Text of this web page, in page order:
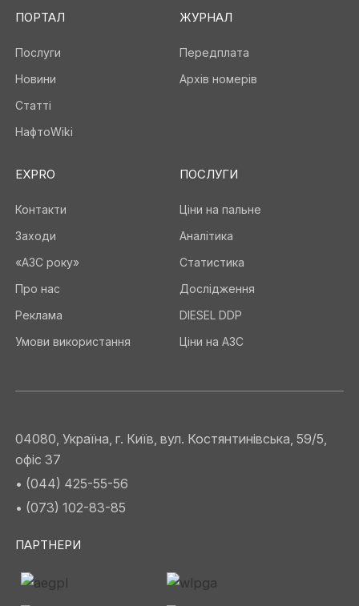
ПОРТАЛ
Послуги
Новини
Статті
НафтоWiki
ЖУРНАЛ
Передплата
Архів номерів
EXPRO
Контакти
Заходи
«АЗС року»
Про нас
Реклама
Умови використання
ПОСЛУГИ
Ціни на пальне
Аналітика
Статистика
Дослідження
DIESEL DDP
Ціни на АЗС
04080, Україна, г. Київ, вул. Костянтинівська, 59/5,
офіс 37
• (044) 425-55-56
• (073) 102-83-85
ПАРТНЕРИ